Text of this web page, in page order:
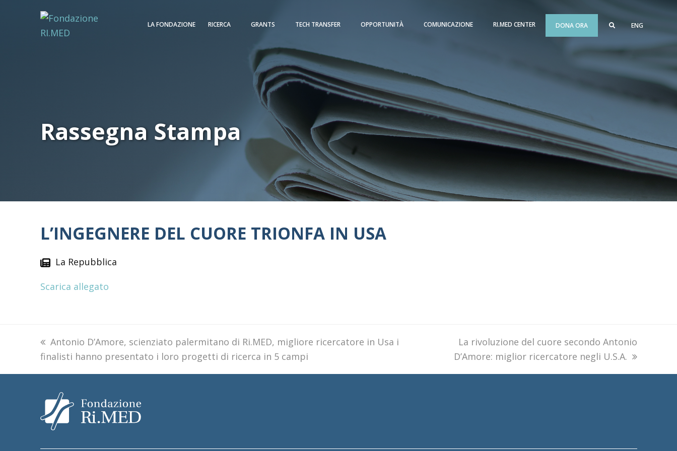
LA FONDAZIONE RICERCA GRANTS TECH TRANSFER OPPORTUNITÀ COMUNICAZIONE RI.MED CENTER DONA ORA ENG
Rassegna Stampa
L’INGEGNERE DEL CUORE TRIONFA IN USA
La Repubblica
Scarica allegato
previous
post:
Antonio D’Amore, scienziato palermitano di Ri.MED, migliore ricercatore in Usa i
finalisti hanno presentato i loro progetti di ricerca in 5 campi
next
post:
La rivoluzione del cuore secondo Antonio
D’Amore: miglior ricercatore negli U.S.A.